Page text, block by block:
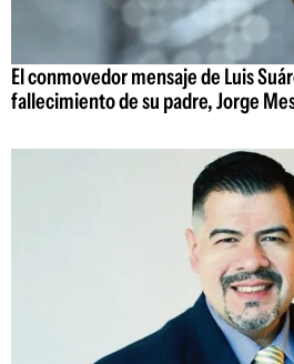
El conmovedor mensaje de Luis
fallecimiento de su padre, Jorge